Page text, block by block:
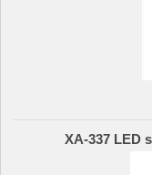
XA-337 LED